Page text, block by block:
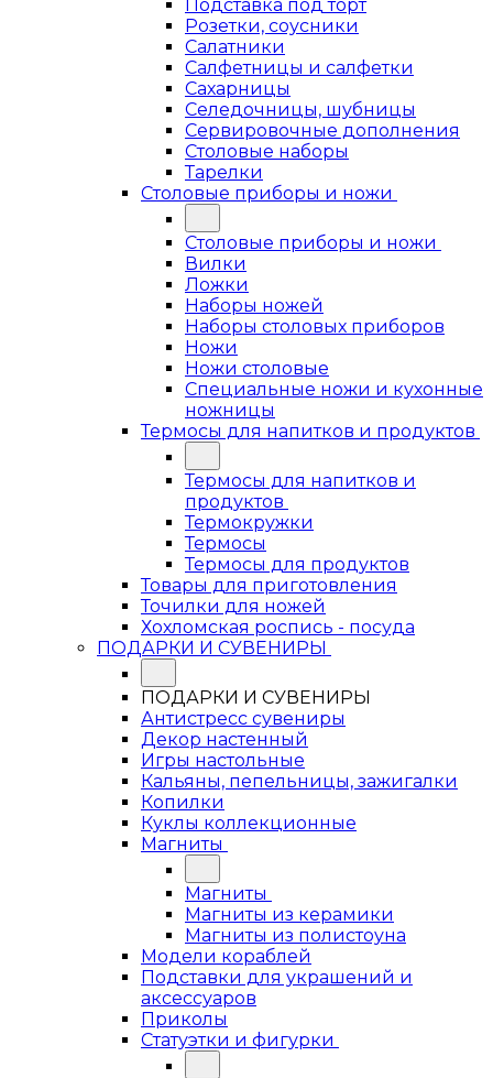
Подставка под торт
Розетки, соусники
Салатники
Салфетницы и салфетки
Сахарницы
Селедочницы, шубницы
Сервировочные дополнения
Столовые наборы
Тарелки
Столовые приборы и ножи
Столовые приборы и ножи
Вилки
Ложки
Наборы ножей
Наборы столовых приборов
Ножи
Ножи столовые
Специальные ножи и кухонные
ножницы
Термосы для напитков и продуктов
Термосы для напитков и
продуктов
Термокружки
Термосы
Термосы для продуктов
Товары для приготовления
Точилки для ножей
Хохломская роспись - посуда
ПОДАРКИ И СУВЕНИРЫ
ПОДАРКИ И СУВЕНИРЫ
Антистресс сувениры
Декор настенный
Игры настольные
Кальяны, пепельницы, зажигалки
Копилки
Куклы коллекционные
Магниты
Магниты
Магниты из керамики
Магниты из полистоуна
Модели кораблей
Подставки для украшений и
аксессуаров
Приколы
Статуэтки и фигурки